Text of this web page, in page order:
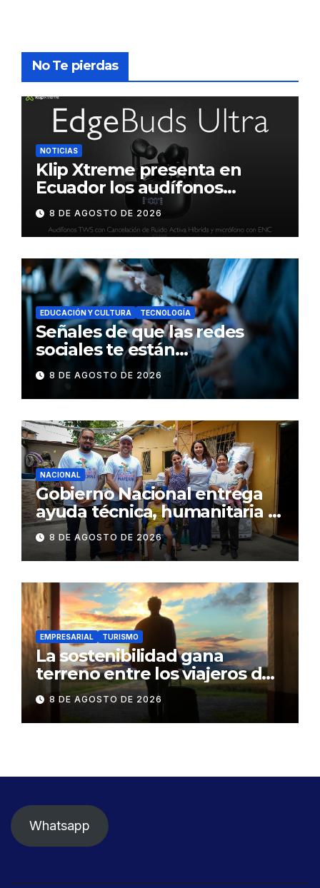
No Te pierdas
NOTICIAS
Klip Xtreme presenta en
Ecuador los audífonos
DynaBuds con sonido
inteligente y control táctil
8 DE AGOSTO DE 2026
EDUCACIÓN Y CULTURA TECNOLOGÍA
Señales de que las redes
sociales te están
consumiendo
8 DE AGOSTO DE 2026
NACIONAL
Gobierno Nacional entrega
ayuda técnica, humanitaria y
Bono Joaquín Gallegos Lara a
familia en situación de
vulnerabilidad
8 DE AGOSTO DE 2026
EMPRESARIAL TURISMO
La sostenibilidad gana
terreno entre los viajeros de
negocios
8 DE AGOSTO DE 2026
Whatsapp